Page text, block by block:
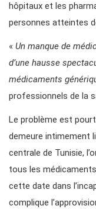
hôpitaux et les
personnes atteintes
« Un manque de
d’une hausse
médicaments
professionnels de la
Le problème est
demeure intimement
centrale de Tunisie,
tous les
cette date dans
complique